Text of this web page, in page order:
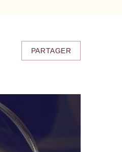
PARTAGER